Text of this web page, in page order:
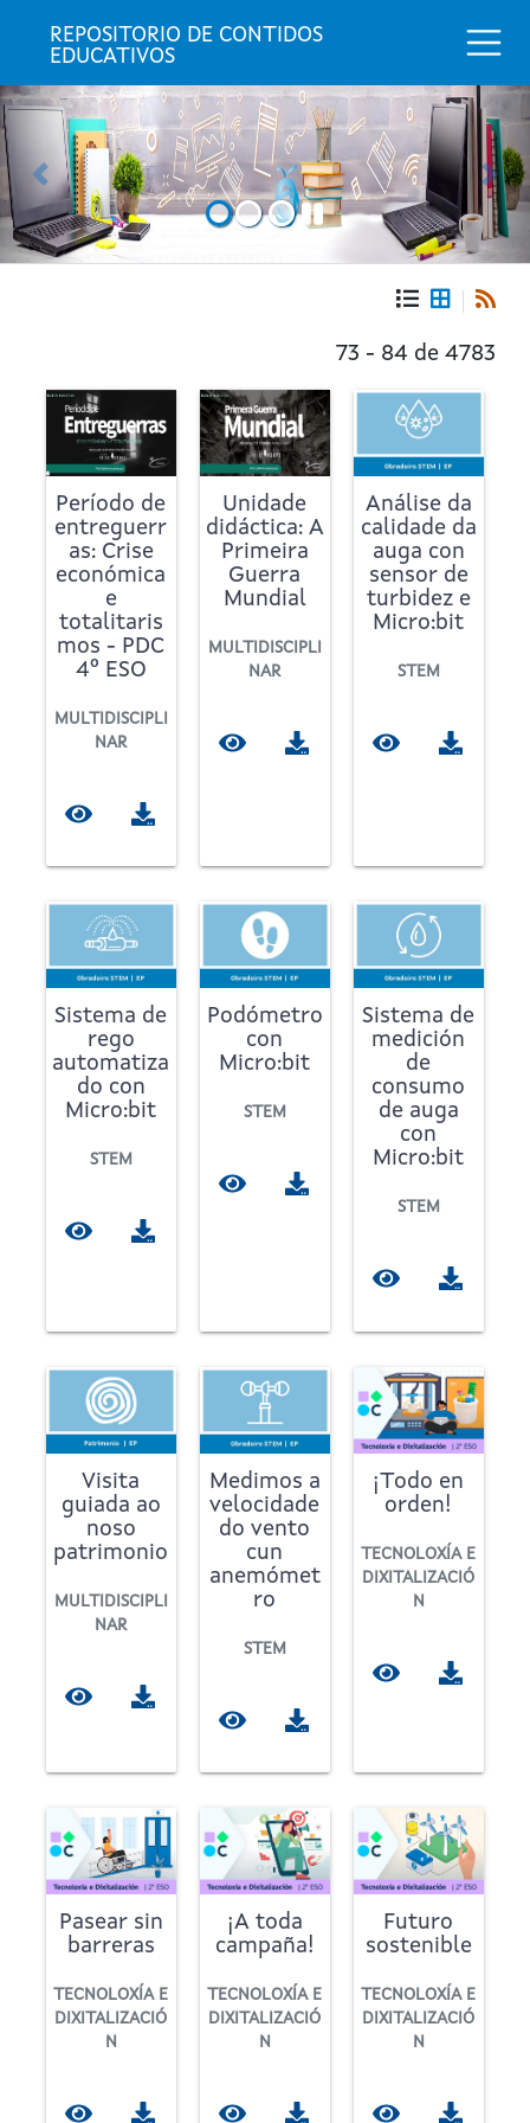
REPOSITORIO DE CONTIDOS
EDUCATIVOS
Anterior
de
contidos
educativos
73 - 84 de 4783
Período de
entreguerr
as: Crise
económica
e
totalitaris
mos - PDC
4º ESO
MULTIDISCIPLI
NAR
Unidade
didáctica: A
Primeira
Guerra
Mundial
MULTIDISCIPLI
NAR
Análise da
calidade da
auga con
sensor de
turbidez e
Micro:bit
STEM
Sistema de
rego
automatiza
do con
Micro:bit
STEM
Podómetro
con
Micro:bit
STEM
Sistema de
medición
de
consumo
de auga
con
Micro:bit
STEM
Visita
guiada ao
noso
patrimonio
MULTIDISCIPLI
NAR
Medimos a
velocidade
do vento
cun
anemómet
ro
STEM
¡Todo en
orden!
TECNOLOXÍA E
DIXITALIZACIÓ
N
Pasear sin
barreras
TECNOLOXÍA E
DIXITALIZACIÓ
N
¡A toda
campaña!
TECNOLOXÍA E
DIXITALIZACIÓ
N
Futuro
sostenible
TECNOLOXÍA E
DIXITALIZACIÓ
N